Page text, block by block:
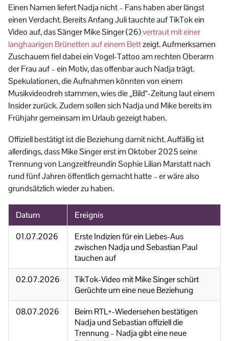
Einen Namen liefert Nadja nicht – Fans haben aber längst
einen Verdacht. Bereits Anfang Juli tauchte auf TikTok ein
Video auf, das Sänger Mike Singer (26)vertraut mit einer
langhaarigen Brünetten auf einem Bettzeigt. Aufmerksamen
Zuschauern fiel dabei ein Vogel-Tattoo am rechten Oberarm
der Frau auf – ein Motiv, das offenbar auch Nadja trägt.
Spekulationen, die Aufnahmen könnten von einem
Musikvideodreh stammen, wies die „Bild“-Zeitung laut einem
Insider zurück. Zudem sollen sich Nadja und Mike bereits im
Frühjahr gemeinsam im Urlaub gezeigt haben.
Offiziell bestätigt ist die Beziehung damit nicht. Auffällig ist
allerdings, dass Mike Singer erst im Oktober 2025 seine
Trennung von Langzeitfreundin Sophie Lilian Marstatt nach
rund fünf Jahren öffentlich gemacht hatte – er wäre also
grundsätzlich wieder zu haben.
Datum
Ereignis
01.07.2026
Erste Indizien für ein Liebes-Aus
zwischen Nadja und Sebastian Paul
tauchen auf
02.07.2026
TikTok-Video mit Mike Singer schürt
Gerüchte um eine neue Beziehung
08.07.2026
Beim RTL+-Wiedersehen bestätigen
Nadja und Sebastian offiziell die
Trennung – Nadja gibt eine neue